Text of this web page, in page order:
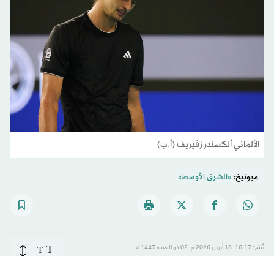
الألماني ألكسندر زفيريف (أ.ب)
ميونيخ:«الشرق الأوسط»
نُشر: 16:17-18 أبريل 2026 م ـ 02 ذو القِعدة 1447 هـ T
T